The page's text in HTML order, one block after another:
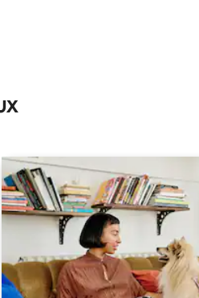
moyenne sur la base de 5